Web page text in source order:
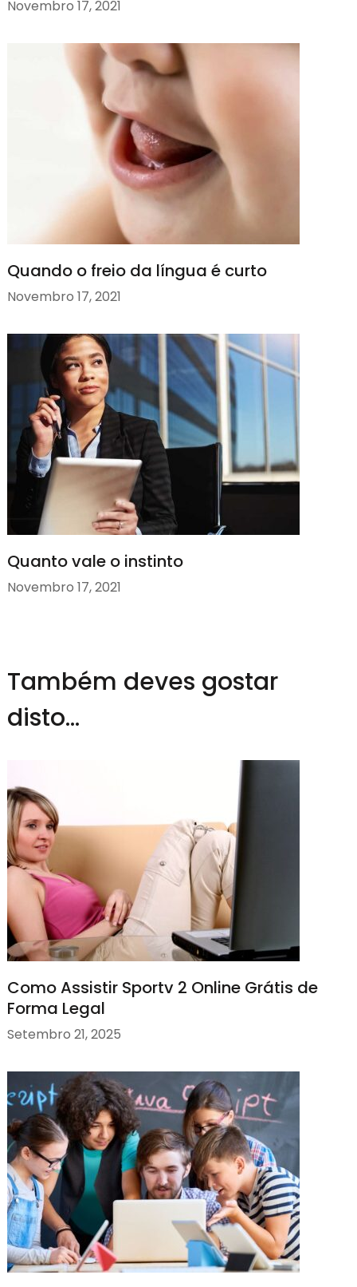
Novembro 17, 2021
Quando o freio da língua é curto
Novembro 17, 2021
Quanto vale o instinto
Novembro 17, 2021
Também deves gostar
disto...
Como Assistir Sportv 2 Online Grátis de
Forma Legal
Setembro 21, 2025